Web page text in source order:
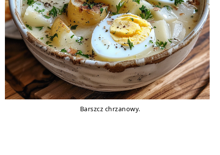
Barszcz chrzanowy.